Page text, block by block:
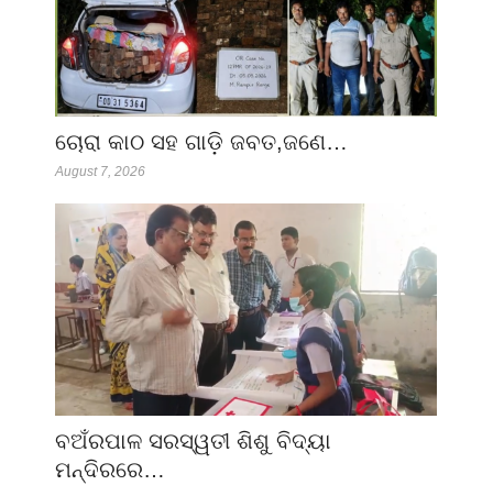
ଚୋରା କାଠ ସହ ଗାଡ଼ି ଜବତ,ଜଣେ…
August 7, 2026
ବଅଁରପାଳ ସରସ୍ୱତୀ ଶିଶୁ ବିଦ୍ୟା
ମନ୍ଦିରରେ…